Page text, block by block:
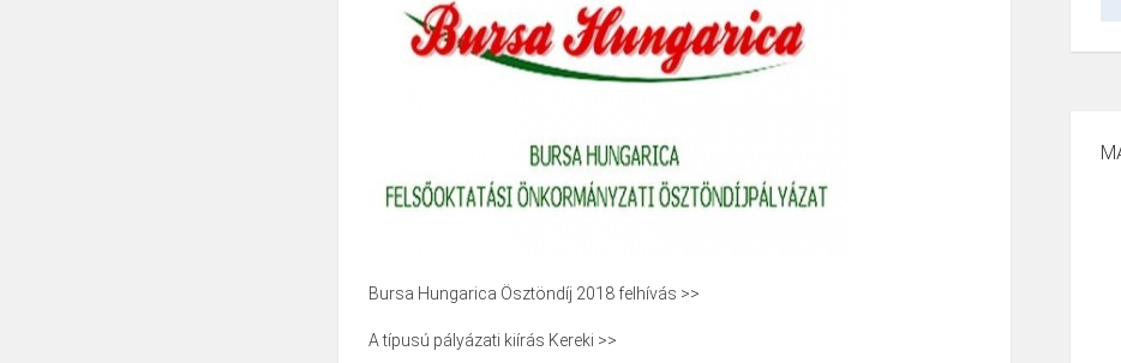
Bursa Hungarica Ösztöndíj 2018 felhívás >>
A típusú pályázati kiírás Kereki >>